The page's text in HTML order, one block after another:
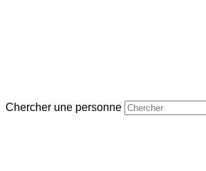
Chercher une personne